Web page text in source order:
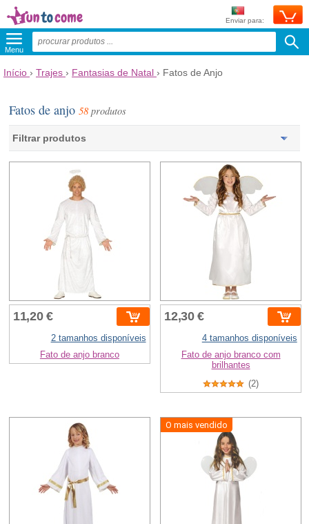
Enviar para:
Menu
Início › Trajes › Fantasias de Natal › Fatos de Anjo
Fatos de anjo58 produtos
Filtrar produtos
11,20 €
2 tamanhos disponíveis
Fato de anjo branco
12,30 €
4 tamanhos disponíveis
Fato de anjo branco com
brilhantes
(2)
O mais vendido